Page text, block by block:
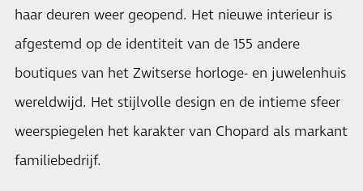
haar deuren weer geopend. Het nieuwe interieur is
afgestemd op de identiteit van de 155 andere
boutiques van het Zwitserse horloge- en juwelenhuis
wereldwijd. Het stijlvolle design en de intieme sfeer
weerspiegelen het karakter van Chopard als markant
familiebedrijf.